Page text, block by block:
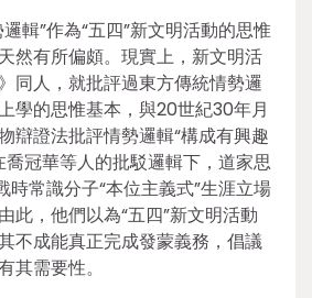
輯”作為“五四”新文明活動的思惟
然有所偏頗。現實上，新文明活
同人，就批評過東方傳統情勢邏
學的思惟基本，與20世紀30年月
辯證法批評情勢邏輯“構成有興趣
喬冠華等人的批駁邏輯下，道家思
時常識分子“本位主義式”生涯立場
此，他們以為“五四”新文明活動
不成能真正完成發蒙義務，倡議
其需要性。